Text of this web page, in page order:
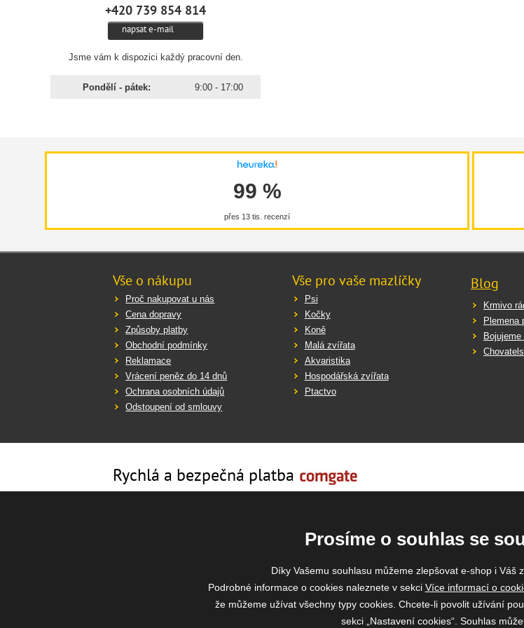
+420 739 854 814
napsat e-mail
Jsme vám k dispozici každý pracovní den.
Pondělí - pátek: 9:00 - 17:00
99 %
přes 13 tis. recenzí
Vše o nákupu
Proč nakupovat u nás
Cena dopravy
Způsoby platby
Obchodní podmínky
Reklamace
Vrácení peněz do 14 dnů
Ochrana osobních údajů
Odstoupení od smlouvy
Vše pro vaše mazlíčky
Psi
Kočky
Koně
Malá zvířata
Akvaristika
Hospodářská zvířata
Ptactvo
Blog
Krmivo
Plemena
Rychlá a bezpečná platba
Prosíme o souhlas se
Díky Vašemu souhlasu můžeme zlepšovat e-shop i Váš
Podrobné informace o cookies naleznete v sekci Více informací o
že můžeme užívat všechny typy cookies. Chcete-li povolit užívání
sekci „Nastavení cookies“. Souhlas